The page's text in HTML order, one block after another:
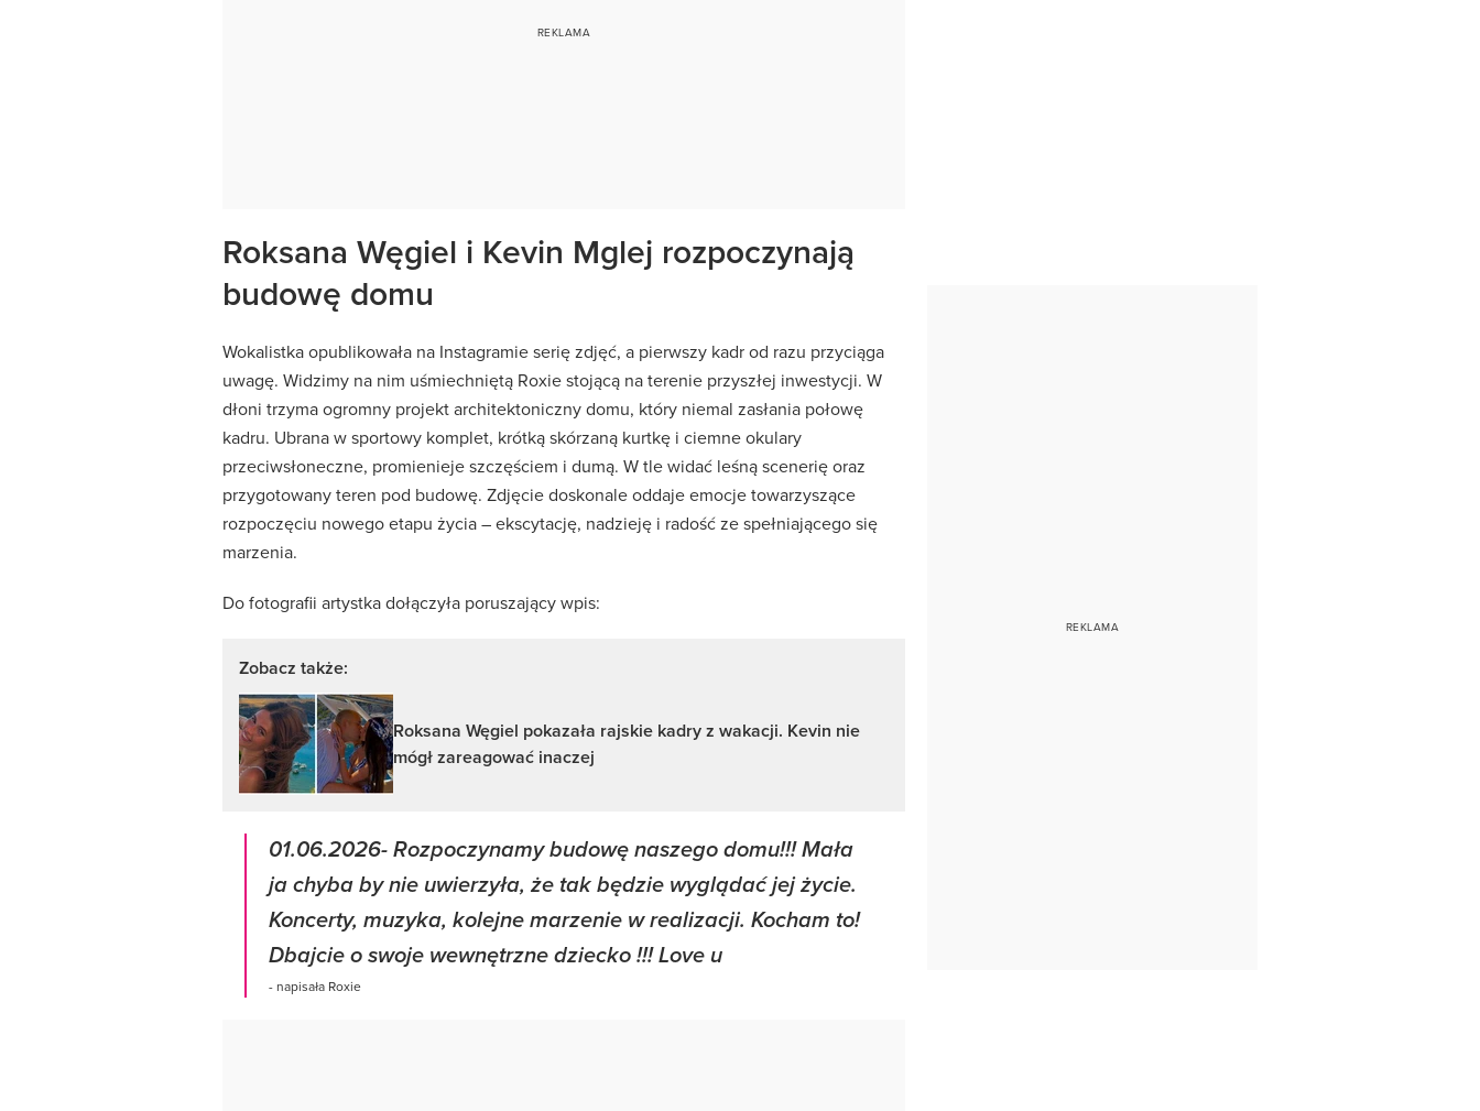
Roksana Węgiel i Kevin Mglej rozpoczynają
budowę domu
Wokalistka opublikowała na Instagramie serię zdjęć, a pierwszy kadr od razu przyciąga
uwagę. Widzimy na nim uśmiechniętą Roxie stojącą na terenie przyszłej inwestycji. W
dłoni trzyma ogromny projekt architektoniczny domu, który niemal zasłania połowę
kadru. Ubrana w sportowy komplet, krótką skórzaną kurtkę i ciemne okulary
przeciwsłoneczne, promienieje szczęściem i dumą. W tle widać leśną scenerię oraz
przygotowany teren pod budowę. Zdjęcie doskonale oddaje emocje towarzyszące
rozpoczęciu nowego etapu życia – ekscytację, nadzieję i radość ze spełniającego się
marzenia.
Do fotografii artystka dołączyła poruszający wpis:
Zobacz także:
Roksana Węgiel pokazała rajskie kadry z wakacji. Kevin nie
mógł zareagować inaczej
01.06.2026- Rozpoczynamy budowę naszego domu!!! Mała
ja chyba by nie uwierzyła, że tak będzie wyglądać jej życie.
Koncerty, muzyka, kolejne marzenie w realizacji. Kocham to!
Dbajcie o swoje wewnętrzne dziecko !!! Love u
- napisała Roxie